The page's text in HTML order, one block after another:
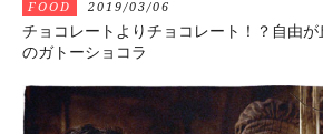
FOOD 2019/03/06
チョコレートよりチョコレート！？自由が
のガトーショコラ